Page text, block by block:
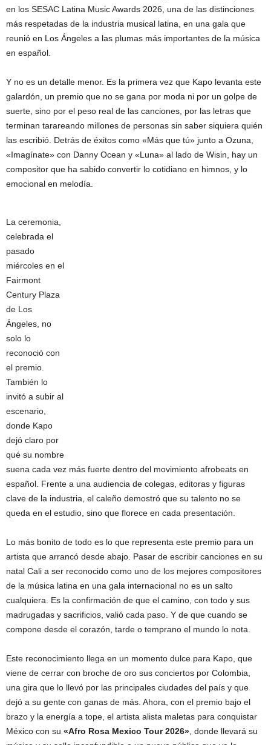
en los SESAC Latina Music Awards 2026, una de las distinciones
más respetadas de la industria musical latina, en una gala que
reunió en Los Ángeles a las plumas más importantes de la música
en español.
Y no es un detalle menor. Es la primera vez que Kapo levanta este
galardón, un premio que no se gana por moda ni por un golpe de
suerte, sino por el peso real de las canciones, por las letras que
terminan tarareando millones de personas sin saber siquiera quién
las escribió. Detrás de éxitos como «Más que tú» junto a Ozuna,
«Imagínate» con Danny Ocean y «Luna» al lado de Wisin, hay un
compositor que ha sabido convertir lo cotidiano en himnos, y lo
emocional en melodía.
La ceremonia,
celebrada el
pasado
miércoles en el
Fairmont
Century Plaza
de Los
Ángeles, no
solo lo
reconoció con
el premio.
También lo
invitó a subir al
escenario,
donde Kapo
dejó claro por
qué su nombre
suena cada vez más fuerte dentro del movimiento afrobeats en
español. Frente a una audiencia de colegas, editoras y figuras
clave de la industria, el caleño demostró que su talento no se
queda en el estudio, sino que florece en cada presentación.
Lo más bonito de todo es lo que representa este premio para un
artista que arrancó desde abajo. Pasar de escribir canciones en su
natal Cali a ser reconocido como uno de los mejores compositores
de la música latina en una gala internacional no es un salto
cualquiera. Es la confirmación de que el camino, con todo y sus
madrugadas y sacrificios, valió cada paso. Y de que cuando se
compone desde el corazón, tarde o temprano el mundo lo nota.
Este reconocimiento llega en un momento dulce para Kapo, que
viene de cerrar con broche de oro sus conciertos por Colombia,
una gira que lo llevó por las principales ciudades del país y que
dejó a su gente con ganas de más. Ahora, con el premio bajo el
brazo y la energía a tope, el artista alista maletas para conquistar
México con su «Afro Rosa Mexico Tour 2026» , donde llevará su